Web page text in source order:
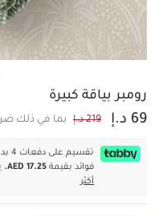
رومبر بياقة كبيرة
69 د.إ 219 د.إ بما في ذلك
تقسيم
فوائد بقيمة AED 17.25.
أكثر